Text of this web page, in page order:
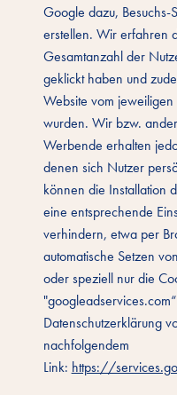
Google dazu, Besuchs-
erstellen. Wir erfahren
Gesamtanzahl der
geklickt haben und
Website vom
wurden. Wir bzw.
Werbende erhalten
denen sich Nutzer
können die Installation
eine entsprechende
verhindern, etwa per
automatische Setzen
oder speziell nur die
Datenschutzerklärung
nachfolgendem
Link: https://